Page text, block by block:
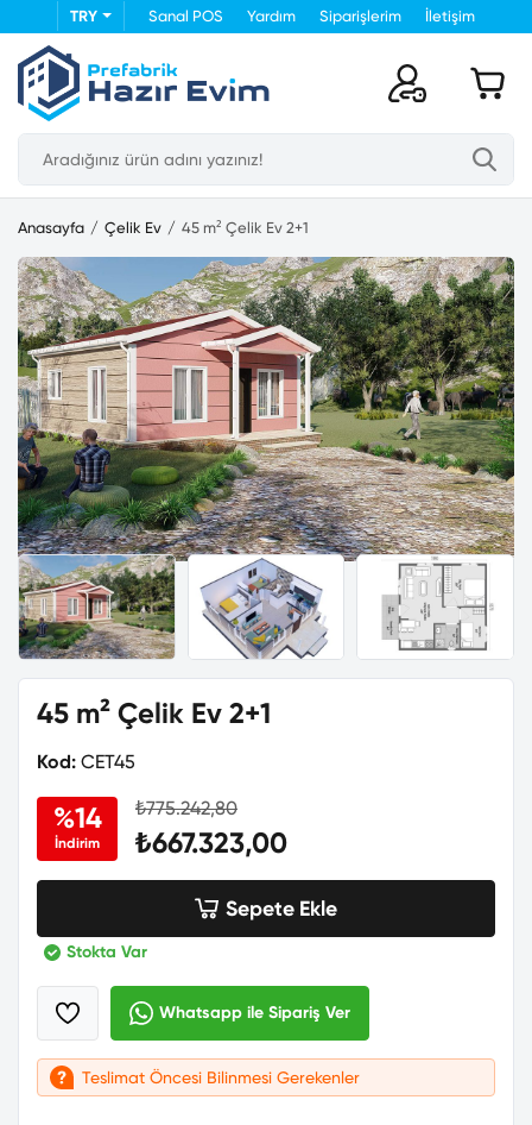
TRY Sanal POS Yardım Siparişlerim İletişim
Anasayfa Çelik Ev 45 m² Çelik Ev 2+1
45 m² Çelik Ev 2+1
Kod: CET45
%14
İndirim
₺775.242,80
₺667.323,00
Sepete Ekle
Stokta Var
Whatsapp ile Sipariş Ver
Teslimat Öncesi Bilinmesi Gerekenler